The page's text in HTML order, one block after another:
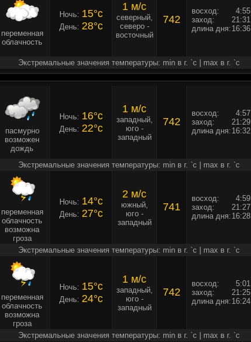
переменная
облачность
Ночь: 15°c
День: 28°c
1 м/c
северный,
северо -
восточный
742
восход:
4:55
заход:
21:31
длина дня: 16:36
Экстремальные значения температуры: min в г. `c | max в г. `c
пасмурно
возможен
дождь
Ночь: 16°c
День: 22°c
1 м/c
западный,
юго -
западный
742
восход:
4:57
заход:
21:29
длина дня: 16:32
Экстремальные значения температуры: min в г. `c | max в г. `c
переменная
облачность
возможна
гроза
Ночь: 14°c
День: 27°c
2 м/c
южный,
юго -
западный
741
восход:
4:59
заход:
21:27
длина дня: 16:28
Экстремальные значения температуры: min в г. `c | max в г. `c
переменная
облачность
возможна
гроза
Ночь: 15°c
День: 24°c
1 м/c
западный,
юго -
западный
742
восход:
5:01
заход:
21:25
длина дня: 16:24
Экстремальные значения температуры: min в г. `c | max в г. `c